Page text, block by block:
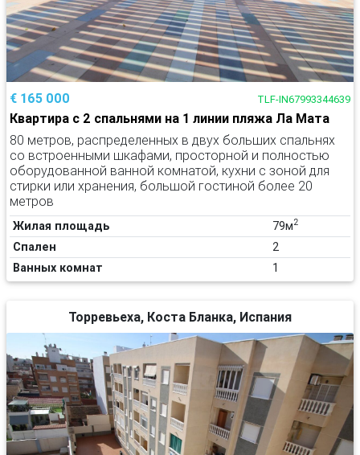
€ 165 000 TLF-IN67993344639
Квартира с 2 спальнями на 1 линии пляжа Ла Мата
80 метров, распределенных в двух больших спальнях
со встроенными шкафами, просторной и полностью
оборудованной ванной комнатой, кухни с зоной для
стирки или хранения, большой гостиной более 20
метров
Жилая площадь 79м2
Спален
2
Ванных комнат
1
Торревьеха, Коста Бланка, Испания